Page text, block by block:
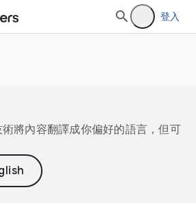
登入
將內容翻譯成你偏好的語言，但可